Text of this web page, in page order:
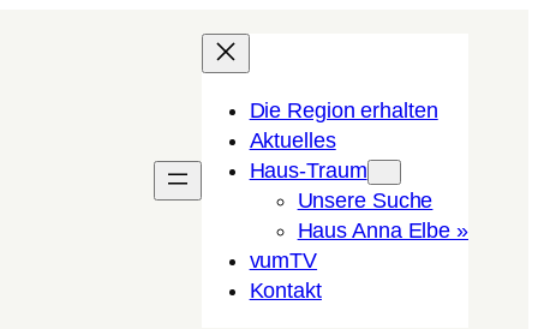
Die Region erhalten
Aktuelles
Haus-Traum
Unsere Suche
Haus Anna Elbe »
vumTV
Kon­takt